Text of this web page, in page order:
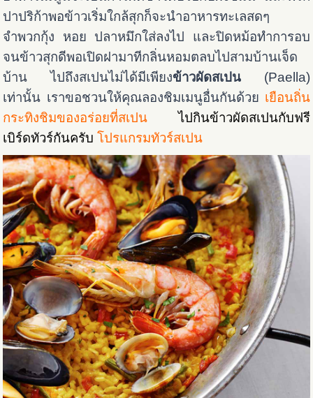
ปาปริก้าพอข้าวเริ่มใกล้สุกก็จะนำอาหารทะเลสดๆ
จำพวกกุ้ง หอย ปลาหมึกใส่ลงไป และปิดหม้อทำการอบ
จนข้าวสุกดีพอเปิดฝามาทีกลิ่นหอมตลบไปสามบ้านเจ็ด
บ้าน ไปถึงสเปนไม่ได้มีเพียงข้าวผัดสเปน (Paella)
เท่านั้น เราขอชวนให้คุณลองชิมเมนูอื่นกันด้วย เยือนถิ่น
กระทิงชิมของอร่อยที่สเปน
ไปกินข้าวผัดสเปนกับฟรี
เบิร์ดทัวร์กันครับ โปรแกรมทัวร์สเปน